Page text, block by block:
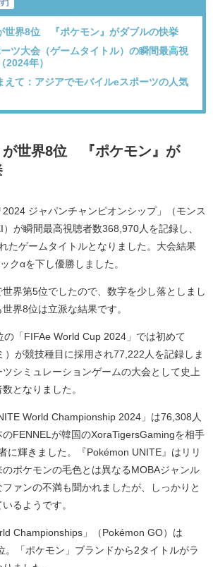
]
世界8位 『ポケモン』がダブルの快挙
ツ大会（ゲームタイトル）の瞬間最高視
2024年）
えて：アジアでモバイルeスポーツの人気
が世界8位 『ポケモン』が
2024 ジャパンチャンピオンシップ」（モンス
が瞬間最高視聴者数368,970人を記録し、
たゲームタイトルとなりました。大会結果
クαを下し優勝しました。
界第5位でしたので、数字を少し落としまし
界8位は立派な結果です。
の「FIFAe World Cup 2024」では初めて
）が競技種目に採用され77,222人を記録しま
ツシミュレーションゲームの大会として史上
となりました。
World Championship 2024」は76,308人
FENNELが韓国のXoraTigersGamingを相手
に輝きました。『Pokémon UNITE』はリリ
ポケモンの毛色とは異なるMOBAジャンル
ァンの不満も聞かれましたが、しっかりと
るようです。
Championships」（Pokémon GO）は
。「ポケモン」ブランドから2タイトルがラ